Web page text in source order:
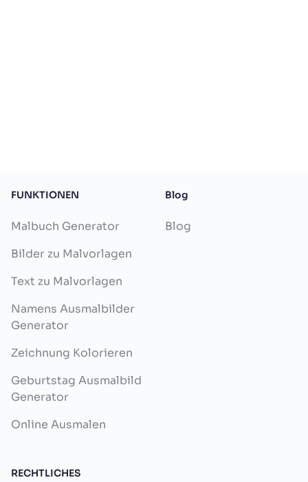
FUNKTIONEN
Malbuch Generator
Bilder zu Malvorlagen
Text zu Malvorlagen
Namens Ausmalbilder
Generator
Zeichnung Kolorieren
Geburtstag Ausmalbild
Generator
Online Ausmalen
Blog
Blog
RECHTLICHES